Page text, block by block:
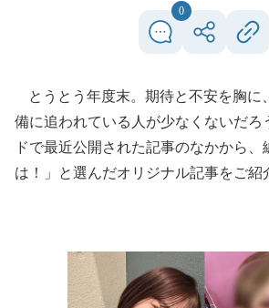
0
とうとう年度末。期待と不安を胸に
備に追われている人が少なくないだ
ドで最近公開された記事のなかから
は！」と選んだオリジナル記事をご紹